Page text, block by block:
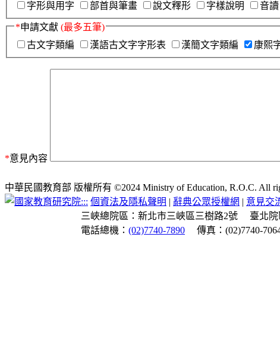
字形與用字
部首與筆畫 說文釋形 字樣說明 音讀
*申請文獻 (最多五筆)
古文字類編
漢語古文字字形表 漢簡文字類編 康熙
*意見內容
中華民國教育部 版權所有 ©2024 Ministry of Education, R.O.C. All
::: 個資法及隱私聲明 | 辭典公眾授權網 | 意見交
三峽總院區：新北市三峽區三樹路2號
臺北
電話總機： (02)7740-7890 傳真：(02)7740-